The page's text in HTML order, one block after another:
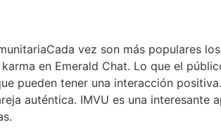
vez son más populares
en Emerald Chat. Lo que el
pueden tener una interacción
auténtica. IMVU es una interesante